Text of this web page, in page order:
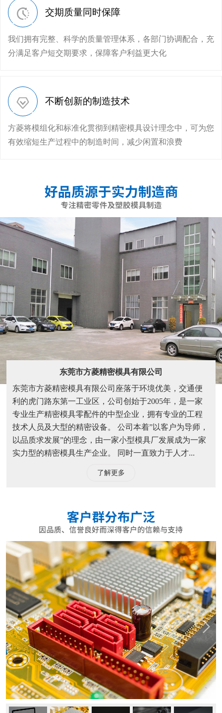
交期质量同时保障
我们拥有完整、科学的质量管理体系，各部门协调配合，充
分满足客户短交期要求，保障客户利益更大化
不断创新的制造技术
方菱将模组化和标准化贯彻到精密模具设计理念中，可为您
有效缩短生产过程中的制造时间，减少闲置和浪费
东莞市方菱精密模具有限公司
东莞市方菱精密模具有限公司座落于环境优美，交通便
利的虎门路东第一工业区，公司创始于2005年，是一家
专业生产精密模具零配件的中型企业，拥有专业的工程
技术人员及大型的精密设备。 公司本着”以客户为导师，
以品质求发展”的理念，由一家小型模具厂发展成为一家
实力型的精密模具生产企业。 同时一直致力于人才...
了解更多